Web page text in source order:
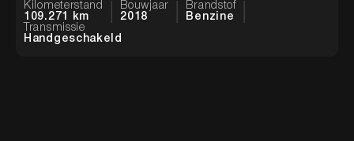
Kilometerstand
109.271 km
Bouwjaar
2018
Brandstof
Benzine
Transmissie
Handgeschakeld